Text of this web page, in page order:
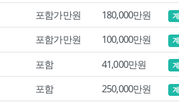
포함가만원 180,000만원
포함가만원 100,000만원
포함 41,000만원
포함 250,000만원